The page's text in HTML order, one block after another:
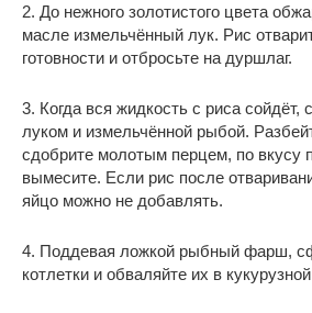
2. До нежного золотистого цвета
масле измельчённый лук. Рис
готовности и отбросьте на дуршлаг.
3. Когда вся жидкость с риса сойдёт,
луком и измельчённой рыбой.
сдобрите молотым перцем, по вкусу
вымесите. Если рис после
яйцо можно не добавлять.
4. Поддевая ложкой рыбный фарш,
котлетки и обваляйте их в